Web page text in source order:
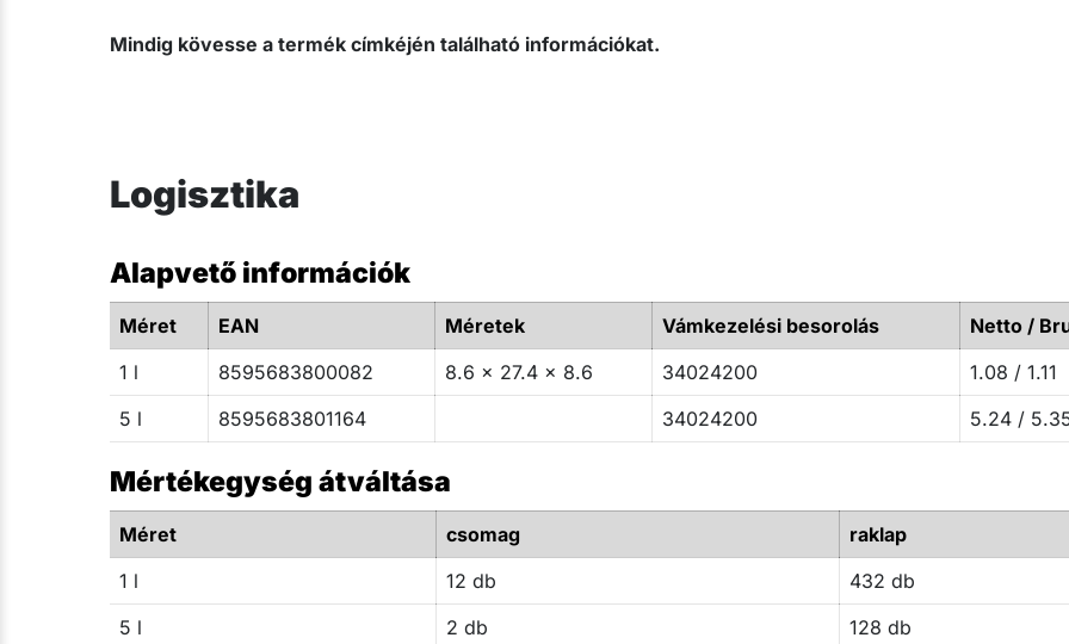
Mindig kövesse a termék címkéjén található információkat.
Logisztika
Alapvető információk
Méret EAN Méretek Vámkezelési besorolás
Netto /
1 l
8595683800082 8.6 x 27.4 x 8.6 34024200
1.08 / 1.11
5 l
8595683801164 34024200 5.24 /
Mértékegység átváltása
Méret csomag
raklap
1 l
12 db
432 db
5 l
2 db 128 db